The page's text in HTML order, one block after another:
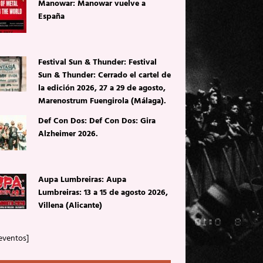
Manowar: Manowar vuelve a
España
Festival Sun & Thunder: Festival
Sun & Thunder: Cerrado el cartel de
la edición 2026, 27 a 29 de agosto,
Marenostrum Fuengirola (Málaga).
Def Con Dos: Def Con Dos: Gira
Alzheimer 2026.
Aupa Lumbreiras: Aupa
Lumbreiras: 13 a 15 de agosto 2026,
Villena (Alicante)